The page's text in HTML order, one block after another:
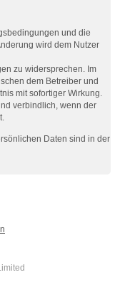
und die
wird dem Nutzer
zu widersprechen. Im
dem Betreiber und
mit sofortiger Wirkung.
verbindlich, wenn der
Daten sind in der